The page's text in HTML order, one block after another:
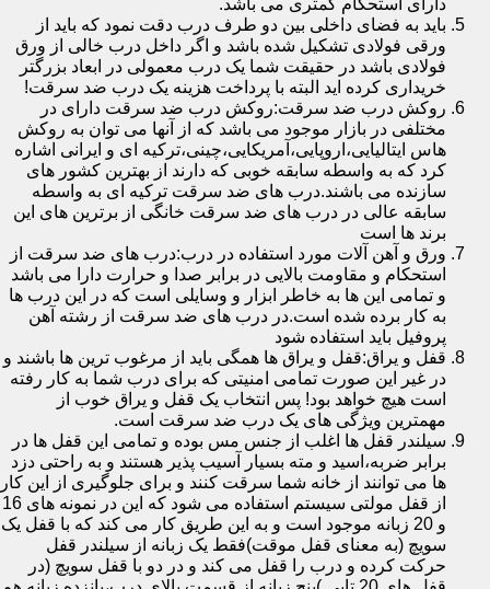
دارای استحکام کمتری می باشد.
باید به فضای داخلی بین دو طرف درب دقت نمود که باید از
ورقی فولادی تشکیل شده باشد و اگر داخل درب خالی از ورق
فولادی باشد در حقیقت شما یک درب معمولی در ابعاد بزرگتر
خریداری کرده اید البته با پرداخت هزینه یک درب ضد سرقت!
روکش درب ضد سرقت:روکش درب ضد سرقت دارای در
مختلفی در بازار موجود می باشد که از آنها می توان به روکش
هاس ایتالیایی،اروپایی،آمریکایی،چینی،ترکیه ای و ایرانی اشاره
کرد که به واسطه سابقه خوبی که دارند از بهترین کشور های
سازنده می باشند.درب های ضد سرقت ترکیه ای به واسطه
سابقه عالی در درب های ضد سرقت خانگی از برترین های این
برند ها است
ورق و آهن آلات مورد استفاده در درب:درب های ضد سرقت از
استحکام و مقاومت بالایی در برابر صدا و حرارت دارا می باشد
و تمامی این ها به خاطر ابزار و وسایلی است که در این درب ها
به کار برده شده است.در درب های ضد سرقت از رشته آهن
پروفیل باید استفاده شود
قفل و یراق:قفل و یراق ها همگی باید از مرغوب ترین ها باشند و
در غیر این صورت تمامی امنیتی که برای درب شما به کار رفته
است هیچ خواهد بود! پس انتخاب یک قفل و یراق خوب از
مهمترین ویژگی های یک درب ضد سرقت است.
سیلندر قفل ها اغلب از جنس مس بوده و تمامی این قفل ها در
برابر ضربه،اسید و مته بسیار آسیب پذیر هستند و به راحتی دزد
ها می توانند از خانه شما سرقت کنند و برای جلوگیری از این کار
از قفل مولتی سیستم استفاده می شود که این در نمونه های 16
و 20 زبانه موجود است و به این طریق کار می کند که با قفل یک
سویچ (به معنای قفل موقت)فقط یک زبانه از سیلندر قفل
حرکت کرده و درب را قفل می کند و در دو با قفل سویچ (در